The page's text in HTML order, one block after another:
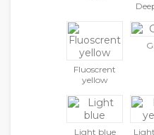
Fluoscrent
yellow
Light blue